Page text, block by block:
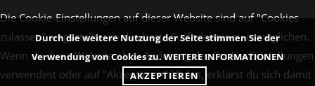
Durch die weitere Nutzung der Seite stimmen Sie der
Verwendung von Cookies zu.WEITERE INFORMATIONEN
AKZEPTIEREN
Die Cookie-Einstellungen auf dieser Website sind auf "Cookies
zulassen" eingestellt, um das beste Surferlebnis zu ermöglichen.
Wenn du diese Website ohne Änderung der Cookie-Einstellungen
verwendest oder auf "Akzeptieren" klickst, erklärst du sich damit